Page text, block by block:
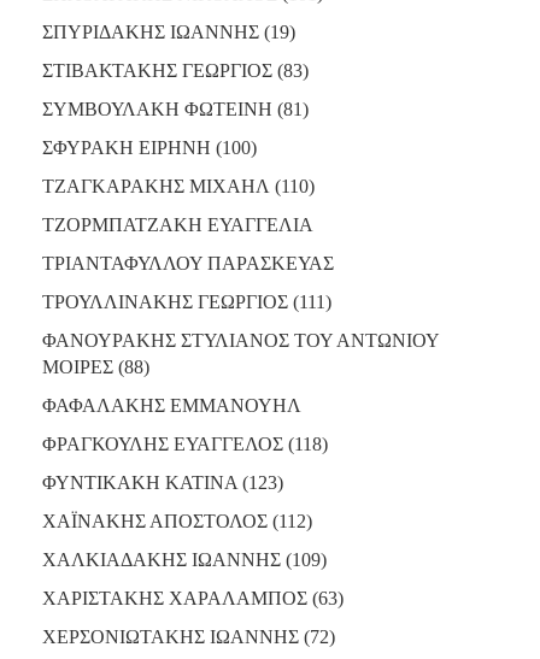
ΣΠΥΡΙΔΑΚΗΣ ΙΩΑΝΝΗΣ (19)
ΣΤΙΒΑΚΤΑΚΗΣ ΓΕΩΡΓΙΟΣ (83)
ΣΥΜΒΟΥΛΑΚΗ ΦΩΤΕΙΝΗ (81)
ΣΦΥΡΑΚΗ ΕΙΡΗΝΗ (100)
ΤΖΑΓΚΑΡΑΚΗΣ ΜΙΧΑΗΛ (110)
ΤΖΟΡΜΠΑΤΖΑΚΗ ΕΥΑΓΓΕΛΙΑ
ΤΡΙΑΝΤΑΦΥΛΛΟΥ ΠΑΡΑΣΚΕΥΑΣ
ΤΡΟΥΛΛΙΝΑΚΗΣ ΓΕΩΡΓΙΟΣ (111)
ΦΑΝΟΥΡΑΚΗΣ ΣΤΥΛΙΑΝΟΣ ΤΟΥ ΑΝΤΩΝΙΟΥ
ΜΟΙΡΕΣ (88)
ΦΑΦΑΛΑΚΗΣ ΕΜΜΑΝΟΥΗΛ
ΦΡΑΓΚΟΥΛΗΣ ΕΥΑΓΓΕΛΟΣ (118)
ΦΥΝΤΙΚΑΚΗ ΚΑΤΙΝΑ (123)
ΧΑΪΝΑΚΗΣ ΑΠΟΣΤΟΛΟΣ (112)
ΧΑΛΚΙΑΔΑΚΗΣ ΙΩΑΝΝΗΣ (109)
ΧΑΡΙΣΤΑΚΗΣ ΧΑΡΑΛΑΜΠΟΣ (63)
ΧΕΡΣΟΝΙΩΤΑΚΗΣ ΙΩΑΝΝΗΣ (72)